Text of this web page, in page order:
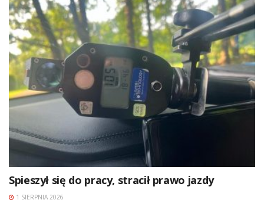
Spieszył się do pracy, stracił prawo jazdy
1 SIERPNIA 2026